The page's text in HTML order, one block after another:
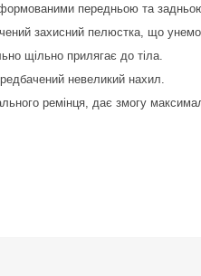
передньою та
захисний пелюстка, що
щільно прилягає до тіла.
невеликий нахил.
ремінця, дає змогу